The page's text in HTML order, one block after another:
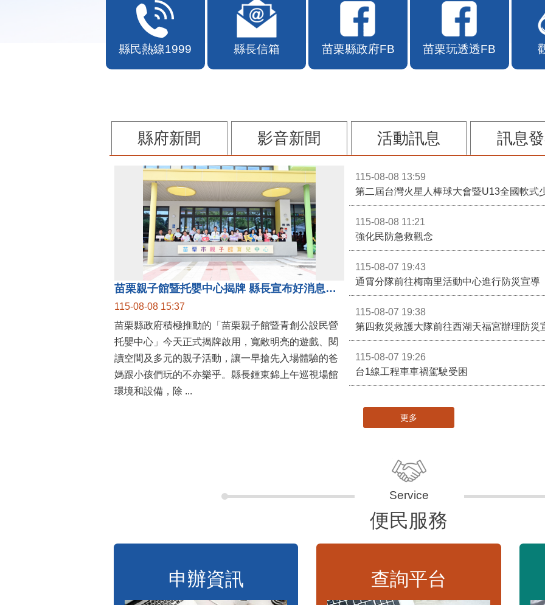
縣民熱線1999 縣長信箱 苗栗縣政府FB 苗栗玩透透FB
縣府新聞 影音新聞 活動訊息 訊息
苗栗親子館暨托嬰中心揭牌 縣長宣布好消息：9月1日起調降臨時托嬰費用
115-08-08 15:37
苗栗縣政府積極推動的「苗栗親子館暨青創公設民營
托嬰中心」今天正式揭牌啟用，寬敞明亮的遊戲、閱
讀空間及多元的親子活動，讓一早搶先入場體驗的爸
媽跟小孩們玩的不亦樂乎。縣長鍾東錦上午巡視場館
環境和設備，除 ...
115-08-08 13:59
第二屆台灣火星人棒球大會暨U13全國軟式
115-08-08 11:21
強化民防急救觀念
115-08-07 19:43
通霄分隊前往梅南里活動中心進行防災宣導
115-08-07 19:38
第四救災救護大隊前往西湖天福宮辦理防災
115-08-07 19:26
台1線工程車車禍駕駛受困
更多
便民服務
申辦資訊 查詢平台